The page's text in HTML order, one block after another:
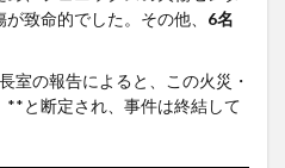
うちのネコが目の前にいた。
韓国人「野球の天才大谷翔平
致命的でした。その他、 6名
室の報告によると、この火災・
と断定され、事件は終結して